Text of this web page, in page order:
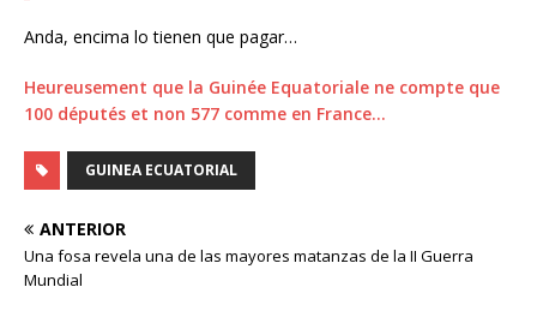
Anda, encima lo tienen que pagar…
Heureusement que la Guinée Equatoriale ne compte que
100 députés et non 577 comme en France…
GUINEA ECUATORIAL
ANTERIOR
Una fosa revela una de las mayores matanzas de la II Guerra
Mundial